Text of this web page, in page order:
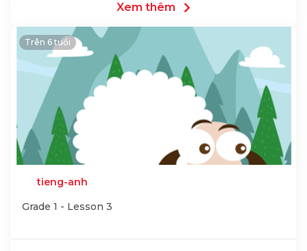
Xem thêm
Trên 6 tuổi
tieng-anh
Grade 1 - Lesson 3